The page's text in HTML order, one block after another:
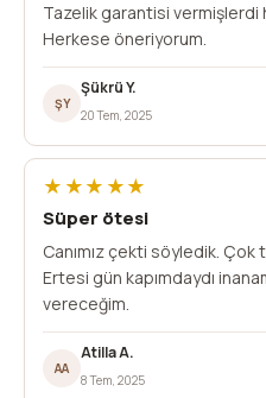
Tazelik garantisi vermişlerdi
Herkese öneriyorum.
ŞY
Şükrü Y.
20 Tem, 2025
★★★★★
Süper ötesi
Canımız çekti söyledik.
Ertesi gün kapımdaydı
vereceğim.
AA
Atilla A.
8 Tem, 2025